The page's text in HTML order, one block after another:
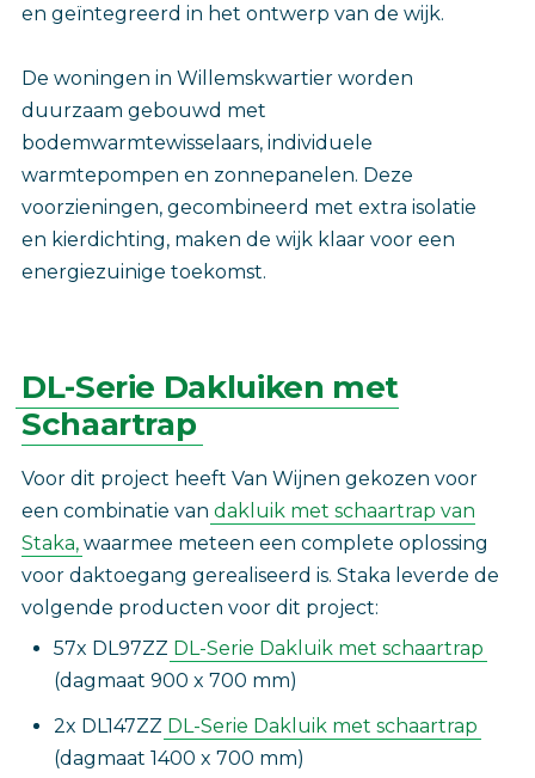
en geïntegreerd in het ontwerp van de wijk.
De woningen in Willemskwartier worden
duurzaam gebouwd met
bodemwarmtewisselaars, individuele
warmtepompen en zonnepanelen. Deze
voorzieningen, gecombineerd met extra isolatie
en kierdichting, maken de wijk klaar voor een
energiezuinige toekomst.
DL-Serie Dakluiken met
Schaartrap
Voor dit project heeft Van Wijnen gekozen voor
een combinatie van dakluik met schaartrap van
Staka, waarmee meteen een complete oplossing
voor daktoegang gerealiseerd is. Staka leverde de
volgende producten voor dit project:
57x DL97ZZ DL-Serie Dakluik met schaartrap
(dagmaat 900 x 700 mm)
2x DL147ZZ DL-Serie Dakluik met schaartrap
(dagmaat 1400 x 700 mm)